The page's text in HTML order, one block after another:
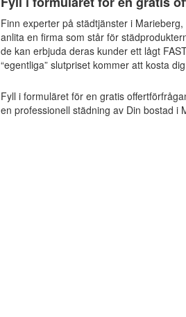
Finn experter på städtjänster i
anlita en firma som står för
de kan erbjuda deras kunder ett lågt
“egentliga” slutpriset kommer att kosta dig
Fyll i formuläret för en gratis
en professionell städning av Din bostad i